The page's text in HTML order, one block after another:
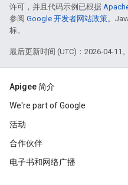
许可，并且代码示例已根据
参阅 Google 开发者网站政策。
标。
最后更新时间 (UTC)：2026-04-11。
Apigee 简介
We're part of Google
活动
合作伙伴
电子书和网络广播